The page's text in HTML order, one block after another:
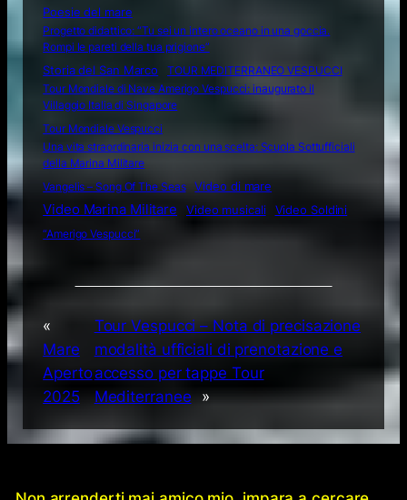
Poesie del mare
Progetto didattico: “Tu sei un intero oceano in una goccia.
Rompi le pareti della tua prigione”
Storia del San Marco
TOUR MEDITERRANEO VESPUCCI
Tour Mondiale di Nave Amerigo Vespucci: inaugurato il
Villaggio Italia di Singapore
Tour Mondiale Vespucci
Una vita straordinaria inizia con una scelta: Scuola Sottufficiali
della Marina Militare
Vangelis – Song Of The Seas
Video di mare
Video Marina Militare Video musicali
Video Soldini
“Amerigo Vespucci”
«
Mare
Aperto
2025
Tour Vespucci – Nota di precisazione
modalità ufficiali di prenotazione e
accesso per tappe Tour
Mediterranee
»